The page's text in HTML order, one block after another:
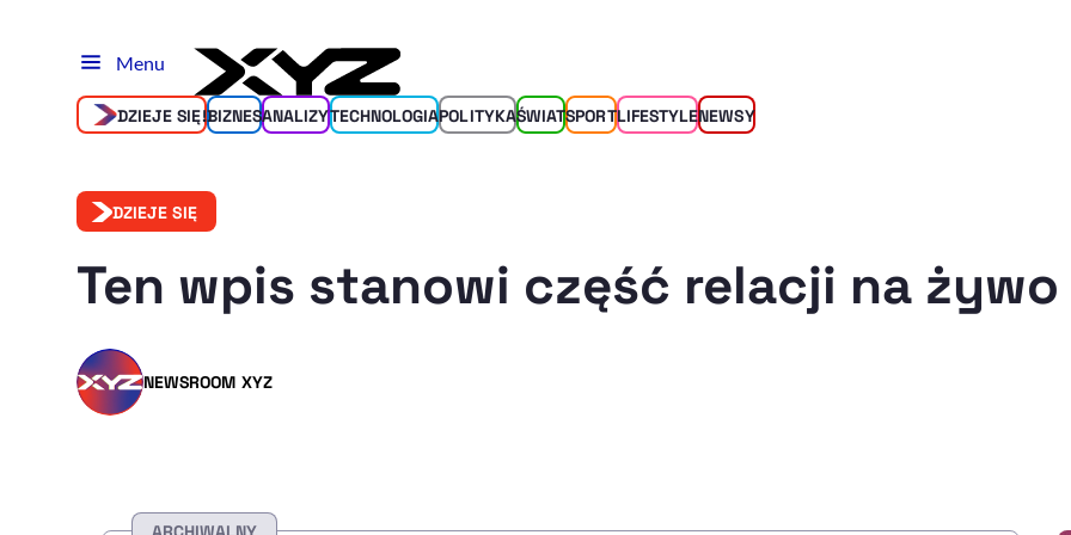
Menu
DZIEJE SIĘ!BIZNESANALIZYTECHNOLOGIAPOLITYKAŚWIATSPORTLIFESTYLENEWSY
DZIEJE SIĘ
Ten wpis stanowi część relacji na
NEWSROOM XYZ